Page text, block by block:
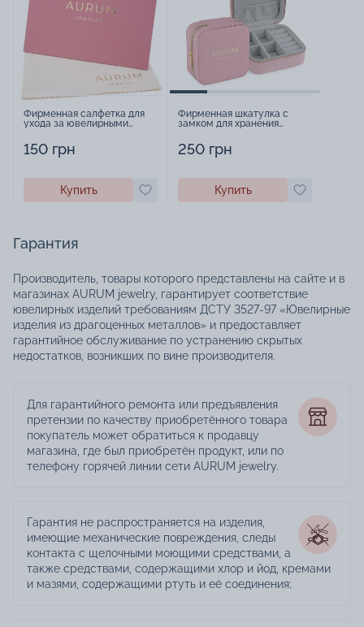
Фирменная салфетка для
ухода за ювелирными
150 грн
Купить
Фирменная шкатулка с
замком для хранения
250 грн
Купить
Гарантия
Производитель, товары которого представлены на сайте и в
магазинах AURUM jewelry, гарантирует соответствие
ювелирных изделий требованиям ДСТУ 3527-97 «Ювелирные
изделия из драгоценных металлов» и предоставляет
гарантийное обслуживание по устранению скрытых
недостатков, возникших по вине производителя.
Для гарантийного ремонта или предъявления
претензии по качеству приобретённого товара
покупатель может обратиться к продавцу
магазина, где был приобретён продукт, или по
телефону горячей линии сети AURUM jewelry.
Гарантия не распространяется на изделия,
имеющие механические повреждения, следы
контакта с щелочными моющими средствами, а
также средствами, содержащими хлор и йод, кремами
и мазями, содержащими ртуть и её соединения;